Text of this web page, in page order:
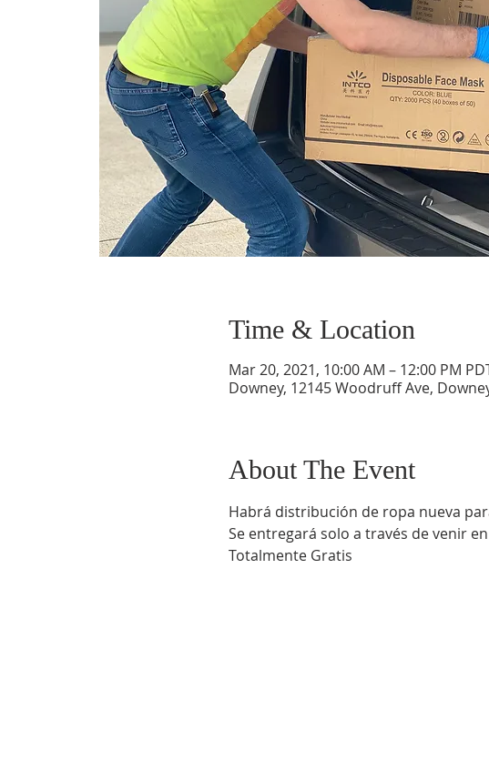
Time & Location
Mar 20, 2021, 10:00 AM – 12:00 PM
Downey, 12145 Woodruff Ave,
About The Event
Habrá distribución de ropa nueva
Se entregará solo a través de venir
Totalmente Gratis